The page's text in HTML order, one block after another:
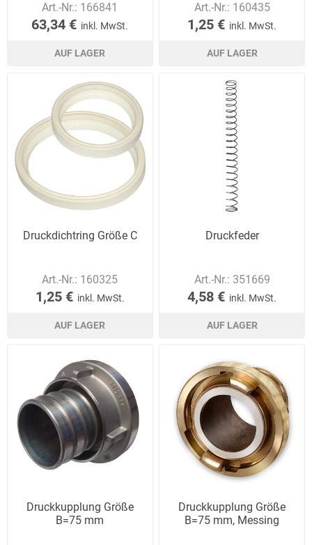
Art.-Nr.: 166841
63,34 € inkl. MwSt.
AUF LAGER
Art.-Nr.: 160435
1,25 € inkl. MwSt.
AUF LAGER
Druckdichtring Größe C
Art.-Nr.: 160325
1,25 € inkl. MwSt.
AUF LAGER
Druckfeder
Art.-Nr.: 351669
4,58 € inkl. MwSt.
AUF LAGER
Druckkupplung Größe
B=75 mm
Druckkupplung Größe
B=75 mm, Messing